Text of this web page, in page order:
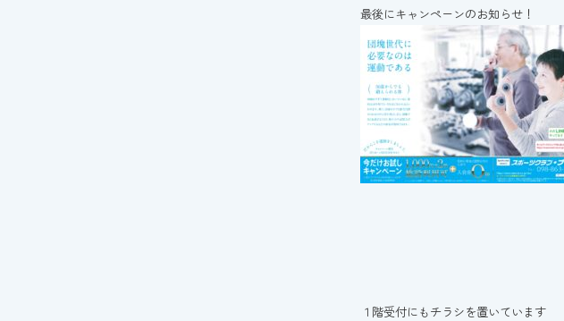
最後にキャンペーンのお知らせ！
１階受付にもチラシを置いています